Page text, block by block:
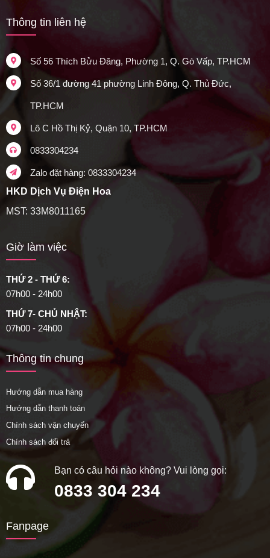
Thông tin liên hệ
Số 56 Thích Bửu Đăng, Phường 1, Q. Gò Vấp, TP.HCM
Số 36/1 đường 41 phường Linh Đông, Q. Thủ Đức,
TP.HCM
Lô C Hồ Thị Kỷ, Quận 10, TP.HCM
0833304234
Zalo đặt hàng: 0833304234
HKD Dịch Vụ Điện Hoa
MST: 33M8011165
Giờ làm việc
THỨ 2 - THỨ 6:
07h00 - 24h00
THỨ 7- CHỦ NHẬT:
07h00 - 24h00
Thông tin chung
Hướng dẫn mua hàng
Hướng dẫn thanh toán
Chính sách vận chuyển
Chính sách đổi trả
Bạn có câu hỏi nào không? Vui lòng gọi:
0833 304 234
Fanpage